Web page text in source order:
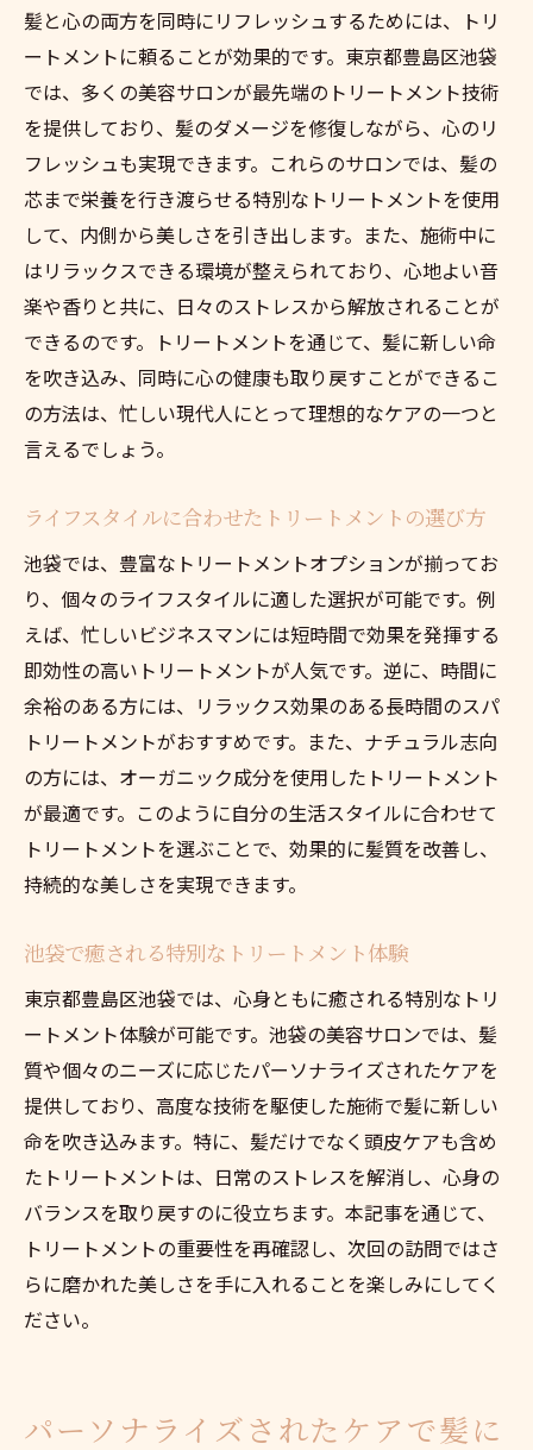
髪と心の両方を同時にリフレッシュするためには、トリ
ートメントに頼ることが効果的です。東京都豊島区池袋
では、多くの美容サロンが最先端のトリートメント技術
を提供しており、髪のダメージを修復しながら、心のリ
フレッシュも実現できます。これらのサロンでは、髪の
芯まで栄養を行き渡らせる特別なトリートメントを使用
して、内側から美しさを引き出します。また、施術中に
はリラックスできる環境が整えられており、心地よい音
楽や香りと共に、日々のストレスから解放されることが
できるのです。トリートメントを通じて、髪に新しい命
を吹き込み、同時に心の健康も取り戻すことができるこ
の方法は、忙しい現代人にとって理想的なケアの一つと
言えるでしょう。
ライフスタイルに合わせたトリートメントの選び方
池袋では、豊富なトリートメントオプションが揃ってお
り、個々のライフスタイルに適した選択が可能です。例
えば、忙しいビジネスマンには短時間で効果を発揮する
即効性の高いトリートメントが人気です。逆に、時間に
余裕のある方には、リラックス効果のある長時間のスパ
トリートメントがおすすめです。また、ナチュラル志向
の方には、オーガニック成分を使用したトリートメント
が最適です。このように自分の生活スタイルに合わせて
トリートメントを選ぶことで、効果的に髪質を改善し、
持続的な美しさを実現できます。
池袋で癒される特別なトリートメント体験
東京都豊島区池袋では、心身ともに癒される特別なトリ
ートメント体験が可能です。池袋の美容サロンでは、髪
質や個々のニーズに応じたパーソナライズされたケアを
提供しており、高度な技術を駆使した施術で髪に新しい
命を吹き込みます。特に、髪だけでなく頭皮ケアも含め
たトリートメントは、日常のストレスを解消し、心身の
バランスを取り戻すのに役立ちます。本記事を通じて、
トリートメントの重要性を再確認し、次回の訪問ではさ
らに磨かれた美しさを手に入れることを楽しみにしてく
ださい。
パーソナライズされたケアで髪に